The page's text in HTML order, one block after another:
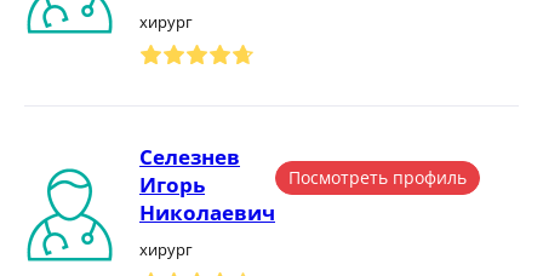
хирург
Селезнев
Игорь
Николаевич
хирург
Посмотреть профиль